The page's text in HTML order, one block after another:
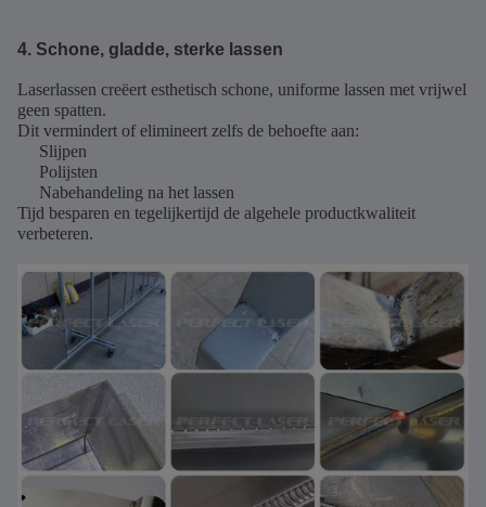
4. Schone, gladde, sterke lassen
Laserlassen creëert esthetisch schone, uniforme lassen met vrijwel
geen spatten.
Dit vermindert of elimineert zelfs de behoefte aan:
Slijpen
Polijsten
Nabehandeling na het lassen
Tijd besparen en tegelijkertijd de algehele productkwaliteit
verbeteren.